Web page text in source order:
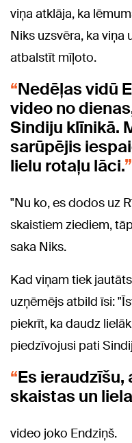
viņa atklāja, ka
Niks uzsvēra, ka viņa
atbalstīt mīļoto.
Nedēļas vidū
video no
Sindiju klīnikā.
sarūpējis
lielu rotaļu lāci.
"Nu ko, es dodos uz
skaistiem ziediem,
saka Niks.
Kad viņam tiek
uzņēmējs atbild īsi:
piekrīt, ka daudz
piedzīvojusi pati
Es
skaistas un
video joko Endziņš.